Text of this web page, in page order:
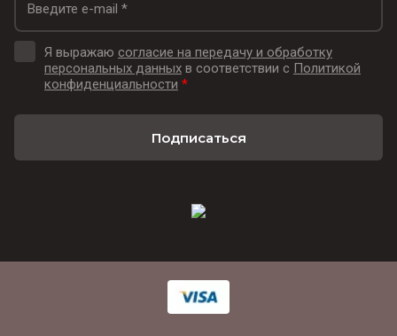
Я выражаю согласие на передачу и обработку
персональных данных в соответствии с Политикой
конфиденциальности *
Подписаться